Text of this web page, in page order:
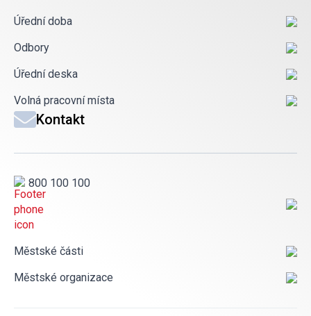
Úřední doba
Odbory
Úřední deska
Volná pracovní místa
Kontakt
800 100 100
Městské části
Městské organizace